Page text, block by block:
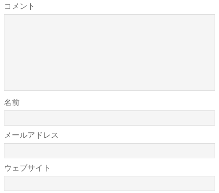
コメント
名前
メールアドレス
ウェブサイト